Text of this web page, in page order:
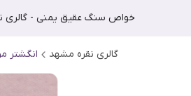
خواص سنگ عقیق یمنی - گالری
گالری نقره مشهد انگشتر